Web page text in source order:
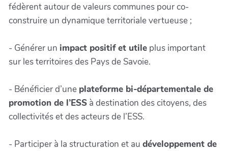
fédèrent autour de valeurs communes pour co-
construire un dynamique territoriale vertueuse ;
- Générer un impact positif et utile plus important
sur les territoires des Pays de Savoie.
- Bénéficier d’une plateforme bi-départementale de
promotion de l’ESS à destination des citoyens, des
collectivités et des acteurs de l’ESS.
- Participer à la structuration et au développement de